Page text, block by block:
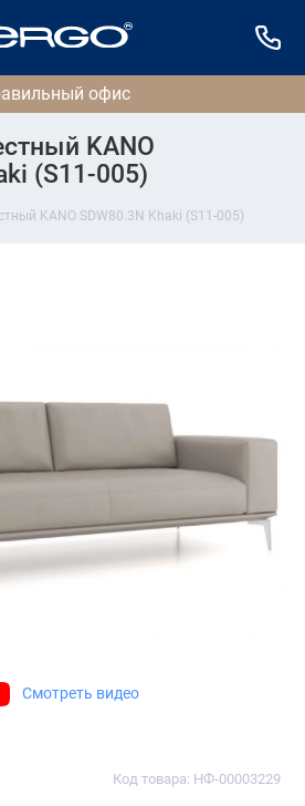
KANO
(S11-005)
KANO SDW80.3N Khaki (S11-005)
Смотреть видео
Код товара: НФ-00003229